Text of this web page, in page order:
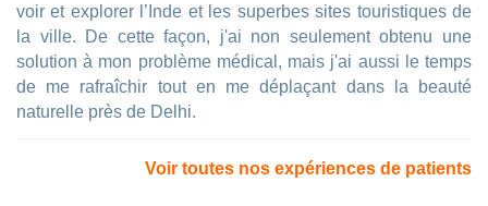
voir et explorer l’Inde et les superbes sites touristiques de
la ville. De cette façon, j'ai non seulement obtenu une
solution à mon problème médical, mais j'ai aussi le temps
de me rafraîchir tout en me déplaçant dans la beauté
naturelle près de Delhi.
Voir toutes nos expériences de patients